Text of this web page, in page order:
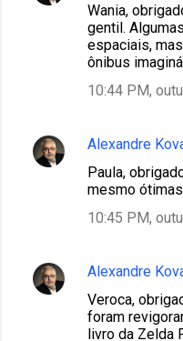
Wania,
gentil.
espaciais,
ônibus
10:44 PM,
Alexandre
Paula,
mesmo
10:45 PM,
Alexandre
Veroca,
foram
livro da Zelda